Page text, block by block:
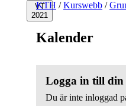
VT
2021
KTH / Kurswebb /
Kalender
Logga in till din
Du är inte inloggad